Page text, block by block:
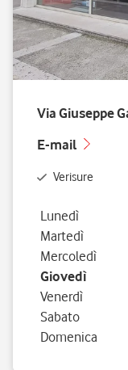
Via Giuseppe
E-mail
Verisure
Giorno della
Lunedì
Martedì
Mercoledì
Giovedì
Venerdì
Sabato
Domenica